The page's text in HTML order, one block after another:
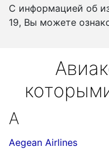
С информацией об
19, Вы можете
A
Aegean Airlines